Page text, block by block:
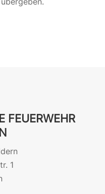
FEUERWEHR
1